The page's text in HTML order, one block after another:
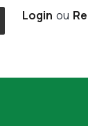
Login ou